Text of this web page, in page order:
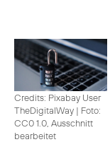
Credits: Pixabay User
TheDigitalWay | Foto:
CC0 1.0, Ausschnitt
bearbeitet